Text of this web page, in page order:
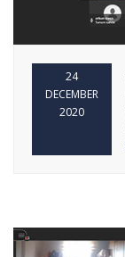
24
DECEMBER
2020